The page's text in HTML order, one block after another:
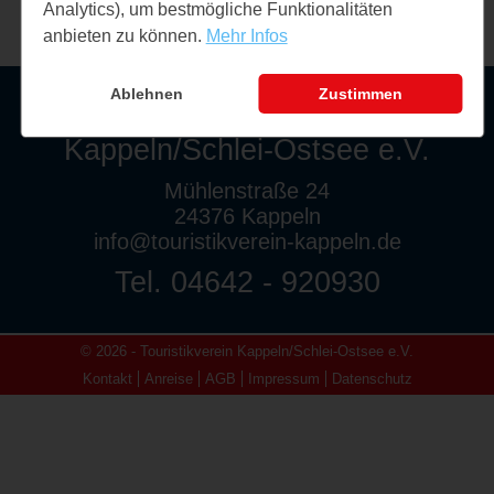
Touristikverein
Kappeln/Schlei-Ostsee e.V.
Mühlenstraße 24
24376 Kappeln
info@touristikverein-kappeln.de
Tel. 04642 - 920930
© 2026 - Touristikverein Kappeln/Schlei-Ostsee e.V.
Kontakt
Anreise AGB Impressum Datenschutz
Analytics), um bestmögliche Funktionalitäten
anbieten zu können. Mehr Infos
Ablehnen Zustimmen